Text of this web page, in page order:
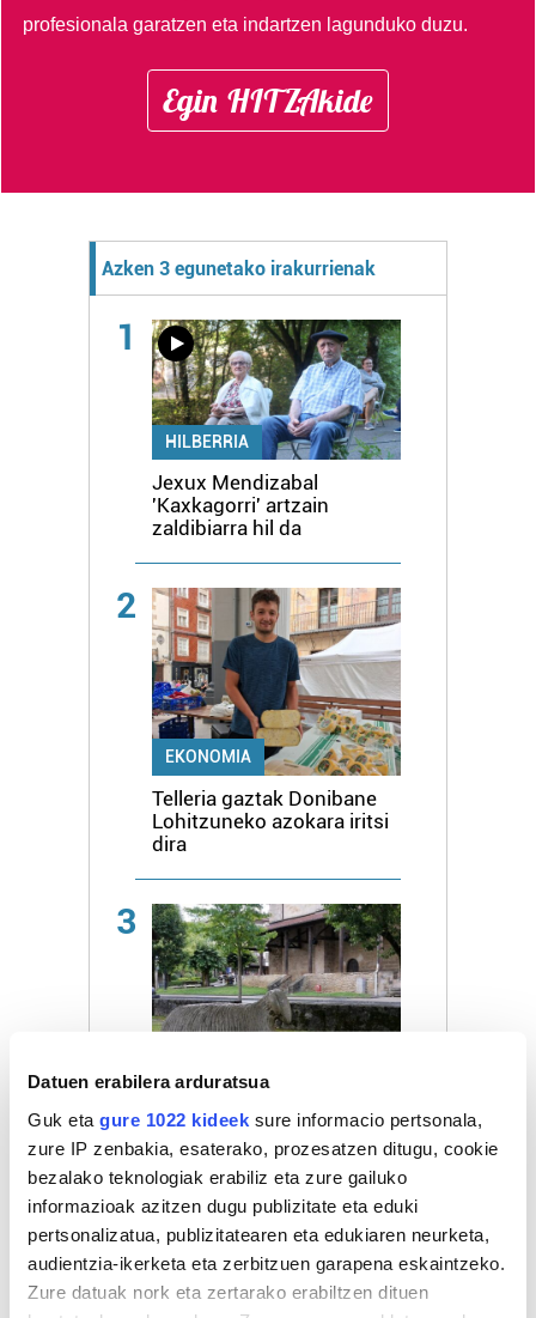
Datuen erabilera arduratsua
Guk eta gure 1022 kideek sure informacio pertsonala,
zure IP zenbakia, esaterako, prozesatzen ditugu, cookie
bezalako teknologiak erabiliz eta zure gailuko
informazioak azitzen dugu publizitate eta eduki
pertsonalizatua, publizitatearen eta edukiaren neurketa,
audientzia-ikerketa eta zerbitzuen garapena eskaintzeko.
Zure datuak nork eta zertarako erabiltzen dituen
profesionala garatzen eta indartzen lagunduko duzu.
Egin HITZAkide
Azken 3 egunetako irakurrienak
1
HILBERRIA
Jexux Mendizabal
'Kaxkagorri' artzain
zaldibiarra hil da
2
EKONOMIA
Telleria gaztak Donibane
Lohitzuneko azokara iritsi
dira
3
AISIA
Idiazabalen, abuzturako
4